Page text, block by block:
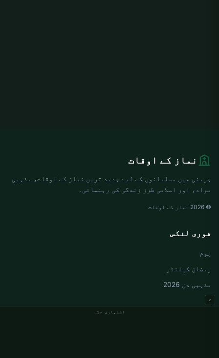
اشتہاری جگہ
×
نماز کے اوقات
جرمنی میں مسلمانوں کے لیے جدید ترین نماز کے اوقات، مذہبی
مواد، اور اسلامی طرز زندگی کی رہنمائی۔
© 2026 نماز کے اوقات
فوری لنکس
ہوم
رمضان کیلنڈر
مذہبی دن 2026